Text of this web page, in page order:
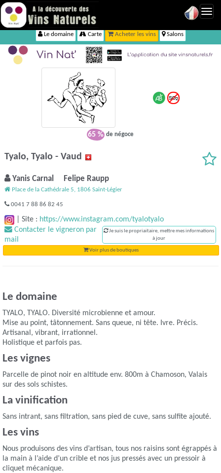
Le domaine Carte Acheter les vins Salons
65 % de négoce
Tyalo, Tyalo - Vaud
Yanis Carnal Felipe Raupp
Place de la Cathédrale 5, 1806 Saint-Légier
0041 7 88 86 82 45
|Site : https://www.instagram.com/tyalotyalo
Contacter le vigneron par
mail
Je suis le propriaitaire, mettre mes informations
à jour
Voir plus de boutiques
Le domaine
TYALO, TYALO. Diversité microbienne et amour.
Mise au point, tâtonnement. Sans queue, ni tête. Ivre. Précis.
Artisanal, vibrant, irrationnel.
Holistique et parfois pas.
Les vignes
Parcelle de pinot noir en altitude env. 800m à Chamoson, Valais
sur des sols schistes.
La vinification
Sans intrant, sans filtration, sans pied de cuve, sans sulfite ajouté.
Les vins
Nous produisons des vins d’artisan, tous nos raisins sont égrappés à
la main à l’aide d’un crible et nos jus pressés avec un pressoir à
cliquet mécanique.